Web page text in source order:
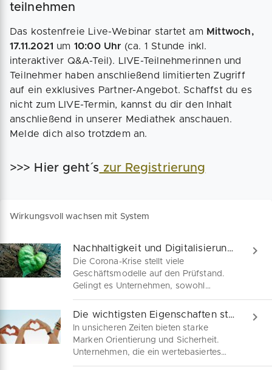
teilnehmen
Das kostenfreie Live-Webinar startet am Mittwoch,
17.11.2021 um 10:00 Uhr (ca. 1 Stunde inkl.
interaktiver Q&A-Teil). LIVE-Teilnehmerinnen und
Teilnehmer haben anschließend limitierten Zugriff
auf ein exklusives Partner-Angebot. Schaffst du es
nicht zum LIVE-Termin, kannst du dir den Inhalt
anschließend in unserer Mediathek anschauen.
Melde dich also trotzdem an.
>>> Hier geht´s zur Registrierung
Wirkungsvoll wachsen mit System
Nachhaltigkeit und Digitalisierung: Wirkungsvoll wachsen mit der Zwillingsstrategie
Die Corona-Krise stellt viele
Geschäftsmodelle auf den Prüfstand.
Gelingt es Unternehmen, sowohl
Nachhaltigkeit als auch die digitale
Transformation in einer Doppelstrategie
voranzutreiben, wirst du gestärkt aus
der Krise hervorgehen. Fünf
strategische Schritte für dein
Die wichtigsten Eigenschaften starker Unternehmensmarken
In unsicheren Zeiten bieten starke
Marken Orientierung und Sicherheit.
Unternehmen, die ein wertebasiertes
Markenimage pflegen, können Umsatz-